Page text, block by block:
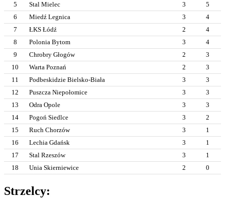
5
Stal Mielec 3
5
6
Miedź Legnica 3
4
7
ŁKS Łódź 2
4
8
Polonia Bytom 3
4
9
Chrobry Głogów 2
3
10
Warta Poznań 2
3
11
Podbeskidzie Bielsko-Biała 3
3
12
Puszcza Niepołomice 3
3
13
Odra Opole 3
3
14
Pogoń Siedlce 3
2
15
Ruch Chorzów 3
1
16
Lechia Gdańsk 3
1
17
Stal Rzeszów 3
1
18
Unia Skierniewice 2 0
Strzelcy: